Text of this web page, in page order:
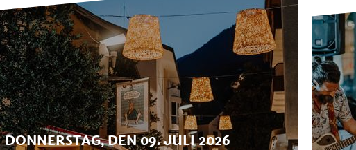
DONNERSTAG, DEN 09. JULI 2026